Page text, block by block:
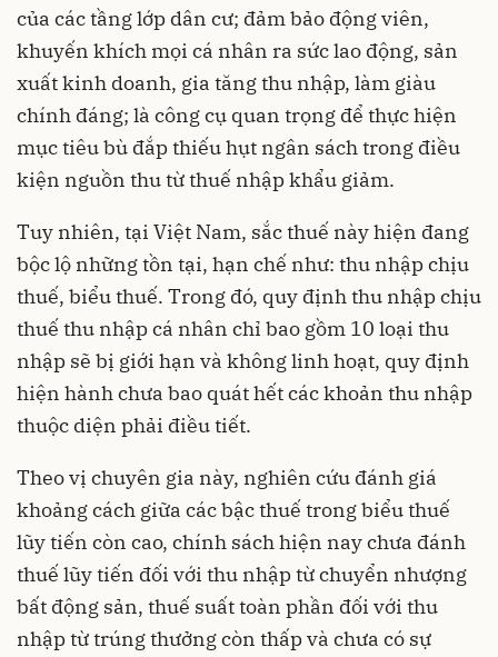
của các tầng lớp dân cư; đảm bảo động viên,
khuyến khích mọi cá nhân ra sức lao động, sản
xuất kinh doanh, gia tăng thu nhập, làm giàu
chính đáng; là công cụ quan trọng để thực hiện
mục tiêu bù đắp thiếu hụt ngân sách trong điều
kiện nguồn thu từ thuế nhập khẩu giảm.
Tuy nhiên, tại Việt Nam, sắc thuế này hiện đang
bộc lộ những tồn tại, hạn chế như: thu nhập chịu
thuế, biểu thuế. Trong đó, quy định thu nhập chịu
thuế thu nhập cá nhân chỉ bao gồm 10 loại thu
nhập sẽ bị giới hạn và không linh hoạt, quy định
hiện hành chưa bao quát hết các khoản thu nhập
thuộc diện phải điều tiết.
Theo vị chuyên gia này, nghiên cứu đánh giá
khoảng cách giữa các bậc thuế trong biểu thuế
lũy tiến còn cao, chính sách hiện nay chưa đánh
thuế lũy tiến đối với thu nhập từ chuyển nhượng
bất động sản, thuế suất toàn phần đối với thu
nhập từ trúng thưởng còn thấp và chưa có sự